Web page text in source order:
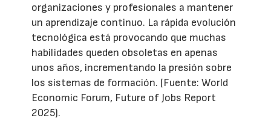
organizaciones y profesionales a mantener
un aprendizaje continuo. La rápida evolución
tecnológica está provocando que muchas
habilidades queden obsoletas en apenas
unos años, incrementando la presión sobre
los sistemas de formación. (Fuente: World
Economic Forum, Future of Jobs Report
2025).